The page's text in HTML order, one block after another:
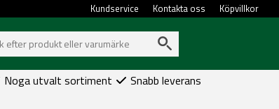
Köpvillkor
Kontakta oss
Kundservice
Noga utvalt sortiment Snabb leverans